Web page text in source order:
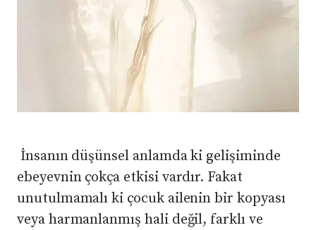
İnsanın düşünsel anlamda ki gelişiminde
ebeyevnin çokça etkisi vardır. Fakat
unutulmamalı ki çocuk ailenin bir kopyası
veya harmanlanmış hali değil, farklı ve